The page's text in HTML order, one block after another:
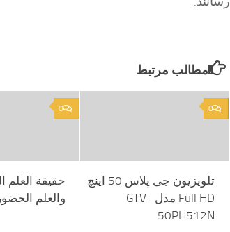
مطالب مرتبط
0
حقيقة العلم
والعلم
0
تلویزیون جی پلاس 50 اینچ
Full HD مدل GTV-
50PH512N